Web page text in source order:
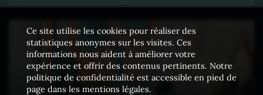
Ce site utilise les cookies pour réaliser des
statistiques anonymes sur les visites. Ces
informations nous aident à améliorer votre
expérience et offrir des contenus pertinents. Notre
politique de confidentialité est accessible en pied de
page dans les mentions légales.